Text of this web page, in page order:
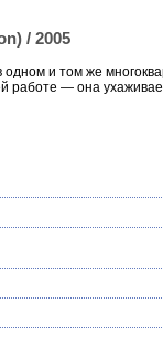
/ 2005
и том же
работе — она